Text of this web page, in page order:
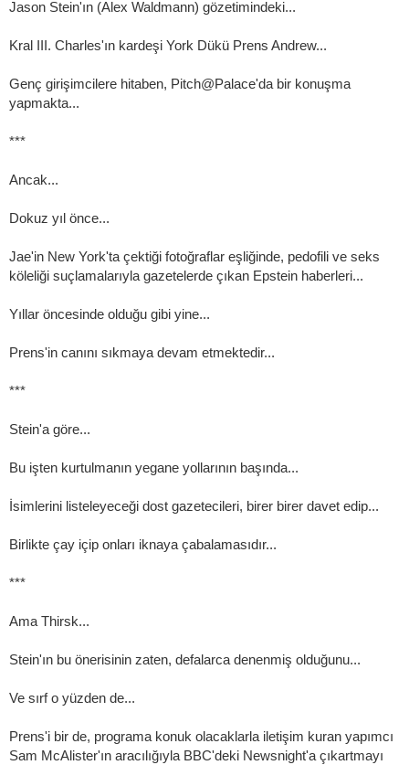
Jason Stein'ın (Alex Waldmann) gözetimindeki...
Kral III. Charles'ın kardeşi York Dükü Prens Andrew...
Genç girişimcilere hitaben, Pitch@Palace'da bir konuşma
yapmakta...
***
Ancak...
Dokuz yıl önce...
Jae'in New York'ta çektiği fotoğraflar eşliğinde, pedofili ve seks
köleliği suçlamalarıyla gazetelerde çıkan Epstein haberleri...
Yıllar öncesinde olduğu gibi yine...
Prens'in canını sıkmaya devam etmektedir...
***
Stein'a göre...
Bu işten kurtulmanın yegane yollarının başında...
İsimlerini listeleyeceği dost gazetecileri, birer birer davet edip...
Birlikte çay içip onları iknaya çabalamasıdır...
***
Ama Thirsk...
Stein'ın bu önerisinin zaten, defalarca denenmiş olduğunu...
Ve sırf o yüzden de...
Prens'i bir de, programa konuk olacaklarla iletişim kuran yapımcı
Sam McAlister'ın aracılığıyla BBC'deki Newsnight'a çıkartmayı